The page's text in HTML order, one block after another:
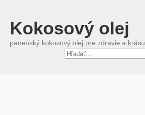
Kokosový olej
panenský kokosový olej pre zdravie a krásu